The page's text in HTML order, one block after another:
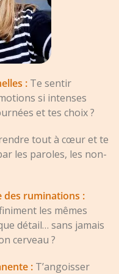
: Te sentir
si intenses
et tes choix ?
tout à cœur et te
les paroles, les non-
des ruminations :
les mêmes
détail… sans jamais
cerveau ?
: T’angoisser